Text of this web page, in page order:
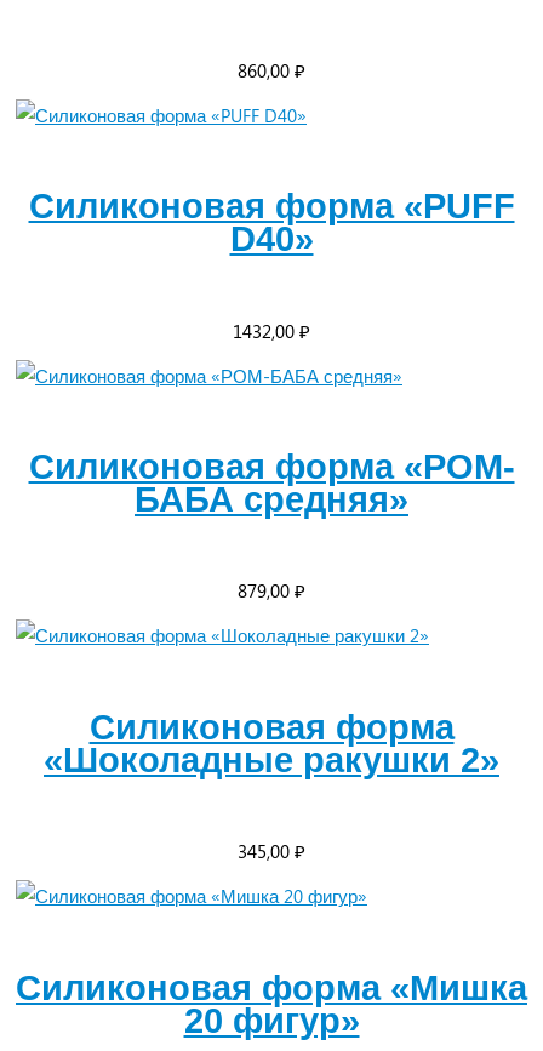
860,00 ₽
Силиконовая форма «PUFF
D40»
1432,00 ₽
Силиконовая форма «РОМ-
БАБА средняя»
879,00 ₽
Силиконовая форма
«Шоколадные ракушки 2»
345,00 ₽
Силиконовая форма «Мишка
20 фигур»